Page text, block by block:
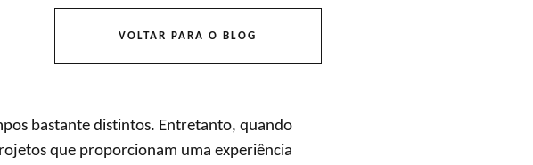
VOLTAR PARA O BLOG
bastante distintos. Entretanto, quando
que proporcionam uma experiência